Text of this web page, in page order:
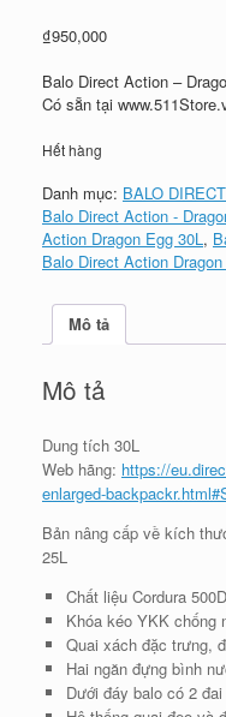
₫950,000
Balo Direct Action –
Có sẵn tại
Hết hàng
Danh mục: BALO
Balo Direct Action -
Action Dragon Egg 30L ,
Balo Direct Action Dragon
Mô tả
Mô tả
Dung tích 30L
Web hãng: https://
enlarged-
Bản nâng cấp về kích
25L
Chất liệu Cordura
Khóa kéo YKK chống
Quai xách đặc trưng,
Hai ngăn đựng bình
Dưới đáy balo có 2